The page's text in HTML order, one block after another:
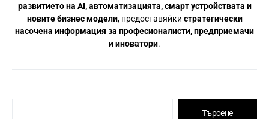
развитието на AI, автоматизацията, смарт устройствата и
новите бизнес модели, предоставяйки стратегически
насочена информация за професионалисти, предприемачи
и иноватори.
Търсене